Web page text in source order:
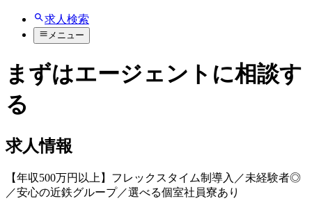
求人検索
メニュー
まずはエージェントに相談す
る
求人情報
【年収500万円以上】フレックスタイム制導入／未経験者◎
／安心の近鉄グループ／選べる個室社員寮あり